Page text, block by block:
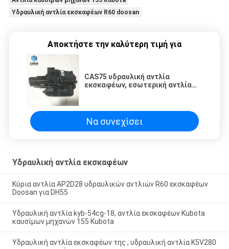
Υδραυλική αντλία εκσκαφέων R60 doosan
Αποκτήστε την καλύτερη τιμή για
CAS75 υδραυλική αντλία
εκσκαφέων, εσωτερική αντλία
Να συνεχίσει
Υδραυλική αντλία εκσκαφέων
Κύρια αντλία AP2D28 υδραυλικών αντλιών R60 εκσκαφέων
Doosan για DH55
Υδραυλική αντλία kyb-54cg-18, αντλία εκσκαφέων Kubota
καυσίμων μηχανών 155 Kubota
Υδραυλική αντλία εκσκαφέων της , υδραυλική αντλία K5V280